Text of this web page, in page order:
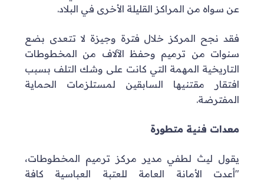
عن سواه من المراكز القليلة الأخرى في البلاد.
فقد نجح المركز خلال فترة وجيزة لا تتعدى بضع
سنوات من ترميم وحفظ الآلاف من المخطوطات
التاريخية المهمة التي كانت على وشك التلف بسبب
افتقار مقتنيها السابقين لمستلزمات الحماية
المفترضة.
معدات فنية متطورة
يقول ليث لطفي مدير مركز ترميم المخطوطات،
"أعدت الأمانة العامة للعتبة العباسية كافة